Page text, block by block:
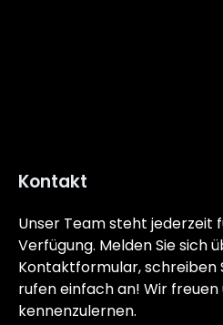
Kontakt
Unser Team steht jederzeit
Verfügung. Melden Sie sich
Kontaktformular, schreiben
rufen einfach an! Wir freuen
kennenzulernen.